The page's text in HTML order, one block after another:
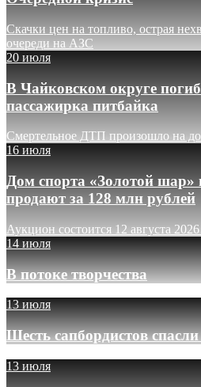
Скачки цен на топливо, острая
очереди на АЗС
20 июля
В Чайковском округе
пассажирка питбайка
Смертельное ДТП произошло на
16 июля
Дом спорта «Золотой шар»
продают за 128 млн рублей
Аукцион состоится 12 августа 2026
14 июля
В потоке творчества
13 июля
Шесть сапбордистов
13 июля